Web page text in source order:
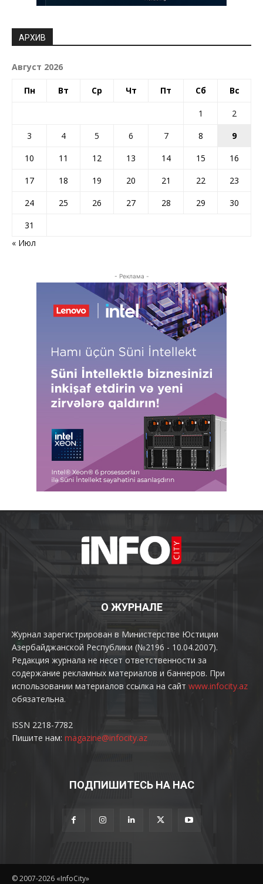
АРХИВ
Август 2026
Пн Вт Ср Чт Пт Сб Вс
1
2
3
4 5 6 7 8
9
10
11 12 13 14 15
16
17
18 19 20 21 22
23
24
25 26 27 28 29
30
31
« Июл
- Реклама -
О ЖУРНАЛЕ
Журнал зарегистрирован в Министерстве Юстиции
Азербайджанской Республики (№2196 - 10.04.2007).
Редакция журнала не несет ответственности за
содержание рекламных материалов и баннеров. При
использовании материалов ссылка на сайт www.infocity.az
обязательна.
ISSN 2218-7782
Пишите нам: magazine@infocity.az
ПОДПИШИТЕСЬ НА НАС
© 2007-2026 «InfoCity»